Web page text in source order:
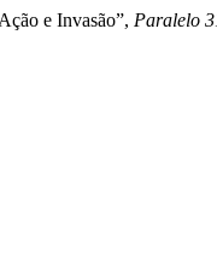
e Invasão”, Paralelo